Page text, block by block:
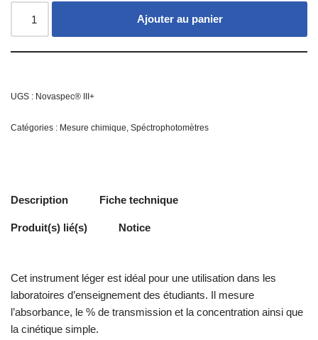
Ajouter au panier
UGS : Novaspec® III+
Catégories : Mesure chimique, Spéctrophotomètres
Description Fiche technique
Produit(s) lié(s) Notice
Cet instrument léger est idéal pour une utilisation dans les
laboratoires d’enseignement des étudiants. Il mesure
l’absorbance, le % de transmission et la concentration ainsi que
la cinétique simple.